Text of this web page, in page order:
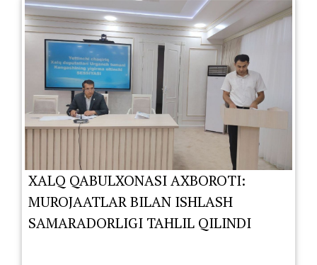
XALQ QABULXONASI AXBOROTI:
MUROJAATLAR BILAN ISHLASH
SAMARADORLIGI TAHLIL QILINDI